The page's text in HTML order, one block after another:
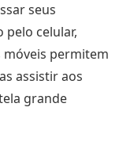
seus
celular,
móveis permitem
assistir aos
grande